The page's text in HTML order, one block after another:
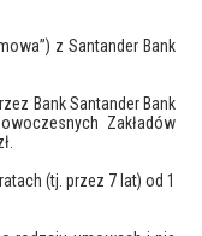
z Santander Bank
Bank Santander Bank
Zakładów
(tj. przez 7 lat) od 1